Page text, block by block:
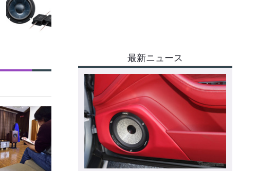
最新ニュース